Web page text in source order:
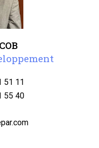
51 11
55 40